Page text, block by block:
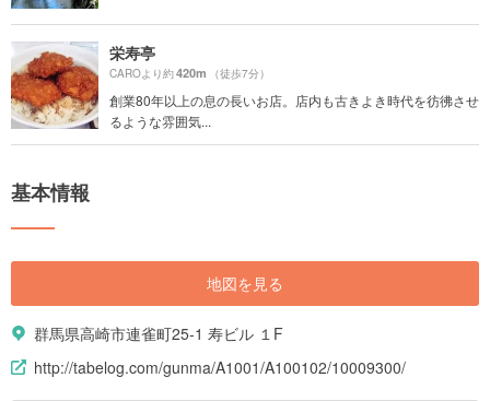
栄寿亭
CAROより約420m （徒歩7分）
創業80年以上の息の長いお店。店内も古きよき時代を彷彿させ
るような雰囲気...
基本情報
地図を見る
群馬県高崎市連雀町25-1 寿ビル １F
http://tabelog.com/gunma/A1001/A100102/10009300/